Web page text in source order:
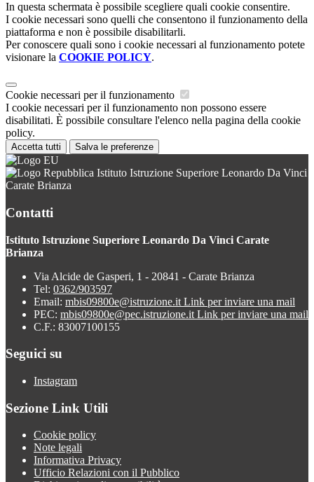
In questa schermata è possibile scegliere quali cookie consentire.
I cookie necessari sono quelli che consentono il funzionamento della
piattaforma e non è possibile disabilitarli.
Per conoscere quali sono i cookie necessari al funzionamento potete
visionare la COOKIE POLICY.
Cookie necessari per il funzionamento
I cookie necessari per il funzionamento non possono essere
disabilitati. È possibile consultare l'elenco nella pagina della cookie
policy.
Accetta tutti Salva le preferenze
Istituto Istruzione Superiore Leonardo Da Vinci
Carate Brianza
Contatti
Istituto Istruzione Superiore Leonardo Da Vinci Carate
Brianza
Via Alcide de Gasperi, 1 - 20841 - Carate Brianza
Tel: 0362/903597
Email: mbis09800e@istruzione.it Link per inviare una mail
PEC: mbis09800e@pec.istruzione.it Link per inviare una mail
C.F.: 83007100155
Seguici su
Instagram
Sezione Link Utili
Cookie policy
Note legali
Informativa Privacy
Ufficio Relazioni con il Pubblico